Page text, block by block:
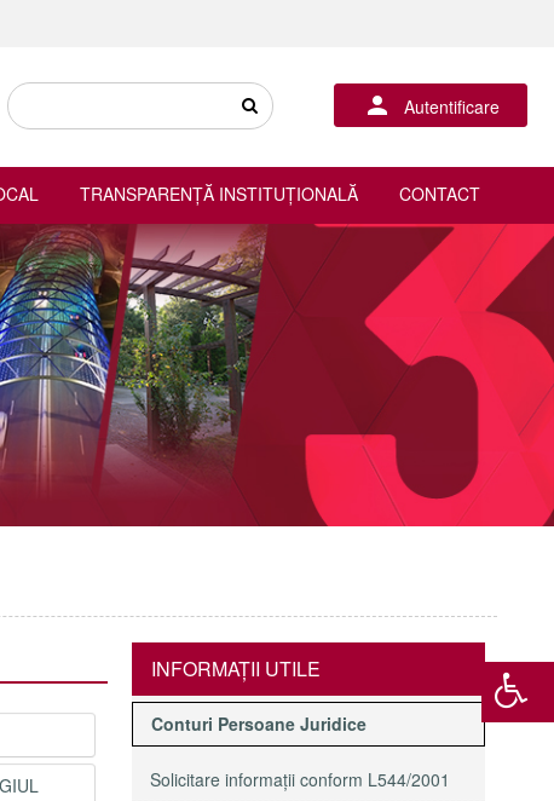
Autentificare
TRANSPARENȚĂ INSTITUȚIONALĂ CONTACT
INFORMAŢII UTILE
Conturi Persoane Juridice
Solicitare informaţii conform L544/2001